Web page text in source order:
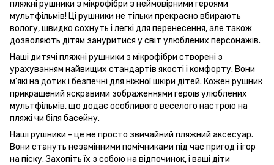
пляжні рушники з мікрофібри з неймовірними героями
мультфільмів! Ці рушники не тільки прекрасно вбирають
вологу, швидко сохнуть і легкі для перенесення, але також
дозволяють дітям зануритися у світ улюблених персонажів.
Наші дитячі пляжні рушники з мікрофібри створені з
урахуванням найвищих стандартів якості і комфорту. Вони
м'які на дотик і безпечні для ніжної шкіри дітей. Кожен рушник
прикрашений яскравими зображеннями героїв улюблених
мультфільмів, що додає особливого веселого настрою на
пляжі чи біля басейну.
Наші рушники - це не просто звичайний пляжний аксесуар.
Вони стануть незамінними помічниками під час пригод і ігор
на піску. Захопіть їх з собою на відпочинок, і ваші діти